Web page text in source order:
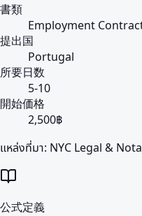
書類
Employment
提出国
Portugal
所要日数
5-10
開始価格
2,500฿
แหล่งที่มา: NYC Legal &
公式定義